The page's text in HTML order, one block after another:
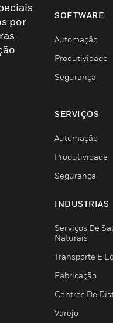
por
SOFTWARE
Automação
Produtividade
Segurança
SERVIÇOS
Automação
Produtividade
Segurança
INDUSTRIAS
Serviços De
Naturais
Transporte E
Fabricação
Centros De
Varejo